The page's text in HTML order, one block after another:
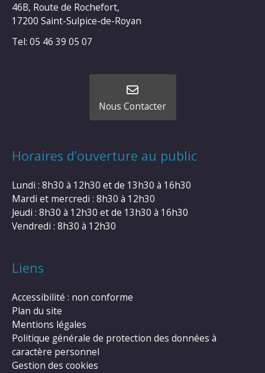
46B, Route de Rochefort,
17200 Saint-Sulpice-de-Royan
Tel: 05 46 39 05 07
Nous Contacter
Horaires d’ouverture au public
Lundi : 8h30 à 12h30 et de 13h30 à 16h30
Mardi et mercredi : 8h30 à 12h30
Jeudi : 8h30 à 12h30 et de 13h30 à 16h30
Vendredi : 8h30 à 12h30
Liens
Accessibilité : non conforme
Plan du site
Mentions légales
Politique générale de protection des données à
caractère personnel
Gestion des cookies